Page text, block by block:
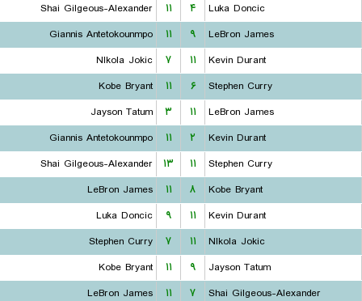
Shai Gilgeous-Alexander
۱۱ ۴
Luka Doncic
Giannis Antetokounmpo
۱۱ ۹
LeBron James
NIkola Jokic
۷ ۱۱
Kevin Durant
Kobe Bryant
۱۱ ۶
Stephen Curry
Jayson Tatum
۳ ۱۱
LeBron James
Giannis Antetokounmpo
۱۱ ۲
Kevin Durant
Shai Gilgeous-Alexander
۱۳ ۱۱
Stephen Curry
LeBron James
۱۱ ۸
Kobe Bryant
Luka Doncic
۹ ۱۱
Kevin Durant
Stephen Curry
۷ ۱۱
NIkola Jokic
Kobe Bryant
۱۱ ۹
Jayson Tatum
LeBron James
۱۱ ۷
Shai Gilgeous-Alexander